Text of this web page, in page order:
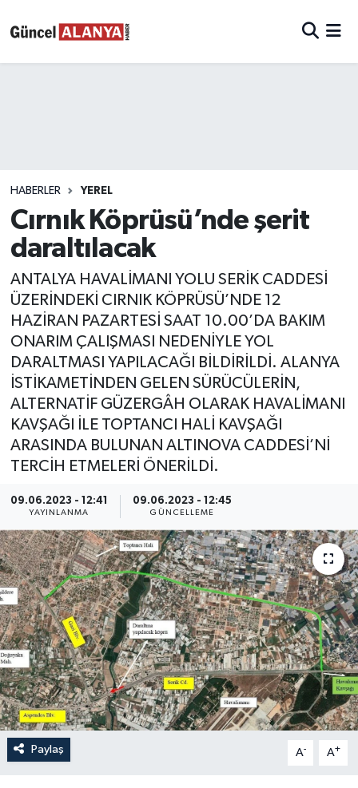
HABERLER YEREL
Cırnık Köprüsü’nde şerit
daraltılacak
ANTALYA HAVALİMANI YOLU SERİK CADDESİ
ÜZERİNDEKİ CIRNIK KÖPRÜSÜ’NDE 12
HAZİRAN PAZARTESİ SAAT 10.00’DA BAKIM
ONARIM ÇALIŞMASI NEDENİYLE YOL
DARALTMASI YAPILACAĞI BİLDİRİLDİ. ALANYA
İSTİKAMETİNDEN GELEN SÜRÜCÜLERİN,
ALTERNATİF GÜZERGÂH OLARAK HAVALİMANI
KAVŞAĞI İLE TOPTANCI HALİ KAVŞAĞI
ARASINDA BULUNAN ALTINOVA CADDESİ’Nİ
TERCİH ETMELERİ ÖNERİLDİ.
09.06.2023 - 12:41
YAYINLANMA
09.06.2023 - 12:45
GÜNCELLEME
Paylaş A- A+